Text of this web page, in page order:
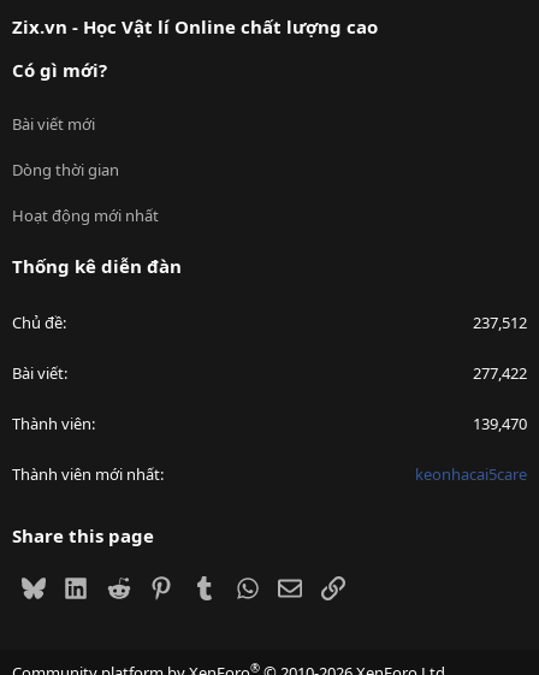
Zix.vn - Học Vật lí Online chất lượng cao
Có gì mới?
Bài viết mới
Dòng thời gian
Hoạt động mới nhất
Thống kê diễn đàn
Chủ đề 237,512
Bài viết 277,422
Thành viên 139,470
Thành viên mới nhất keonhacai5care
Share this page
BlueskyLinkedIn
Reddit PinterestTumblrWhatsApp
EmailLink
®